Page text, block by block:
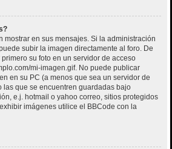
mostrar en sus mensajes. Si la administración
subir la imagen directamente al foro. De
su foto en un servidor de acceso
mi-imagen.gif. No puede publicar
en su PC (a menos que sea un servidor de
las que se encuentren guardadas bajo
e.j. hotmail o yahoo correo, sitios protegidos
imágenes utilice el BBCode con la